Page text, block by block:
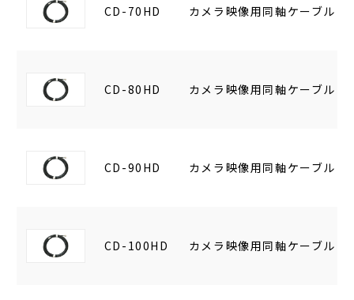
CD-70HD カメラ映像用同軸ケーブル
CD-80HD カメラ映像用同軸ケーブル
CD-90HD カメラ映像用同軸ケーブル
CD-100HD カメラ映像用同軸ケーブル